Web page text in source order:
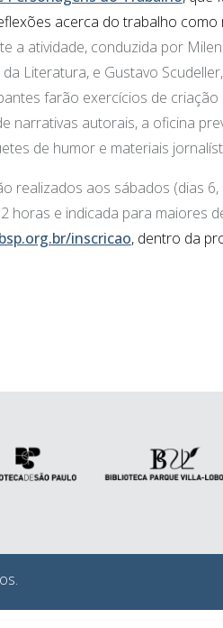
acerca do trabalho
a atividade, conduzida por
Literatura, e Gustavo
farão exercícios de
narrativas autorais, a oficina
de humor e materiais
realizados aos sábados (dias
horas e indicada para maiores
inscricao, dentro da